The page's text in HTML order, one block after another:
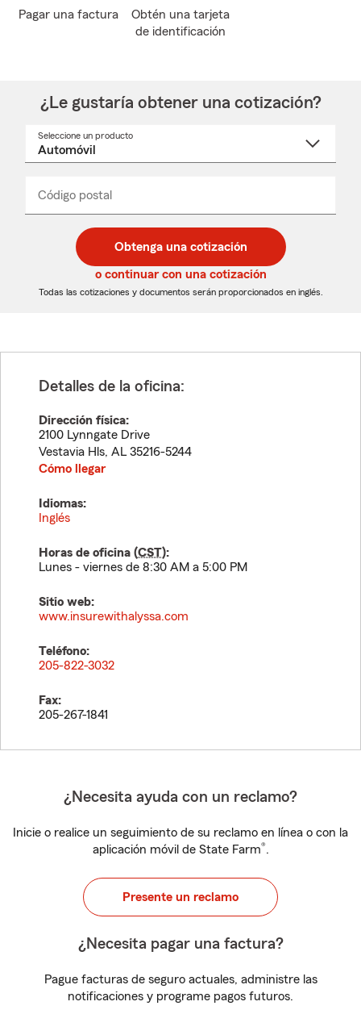
Pagar una factura
Obtén una tarjeta
de identificación
¿Le gustaría obtener una cotización?
Seleccione un producto
desplegable
Código postal
de
5
dígitos
de
5
dígitos
_____
Obtenga una cotización
o continuar con una cotización
Todas las cotizaciones y documentos serán proporcionados en inglés.
Detalles de la oficina:
Dirección física:
2100 Lynngate Drive
Vestavia Hls, AL 35216-5244
Cómo llegar
Idiomas:
Inglés
Horas de oficina (CST):
Lunes - viernes de 8:30 AM a 5:00 PM
Sitio web:
www.insurewithalyssa.com
Teléfono:
205-822-3032
Fax:
205-267-1841
¿Necesita ayuda con un reclamo?
Inicie o realice un seguimiento de su reclamo en línea o con la
aplicación móvil de State Farm®.
Presente un reclamo
¿Necesita pagar una factura?
Pague facturas de seguro actuales, administre las
notificaciones y programe pagos futuros.